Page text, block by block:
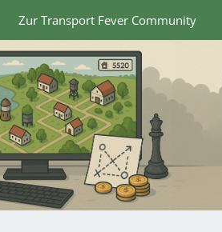
Zur Transport Fever Community